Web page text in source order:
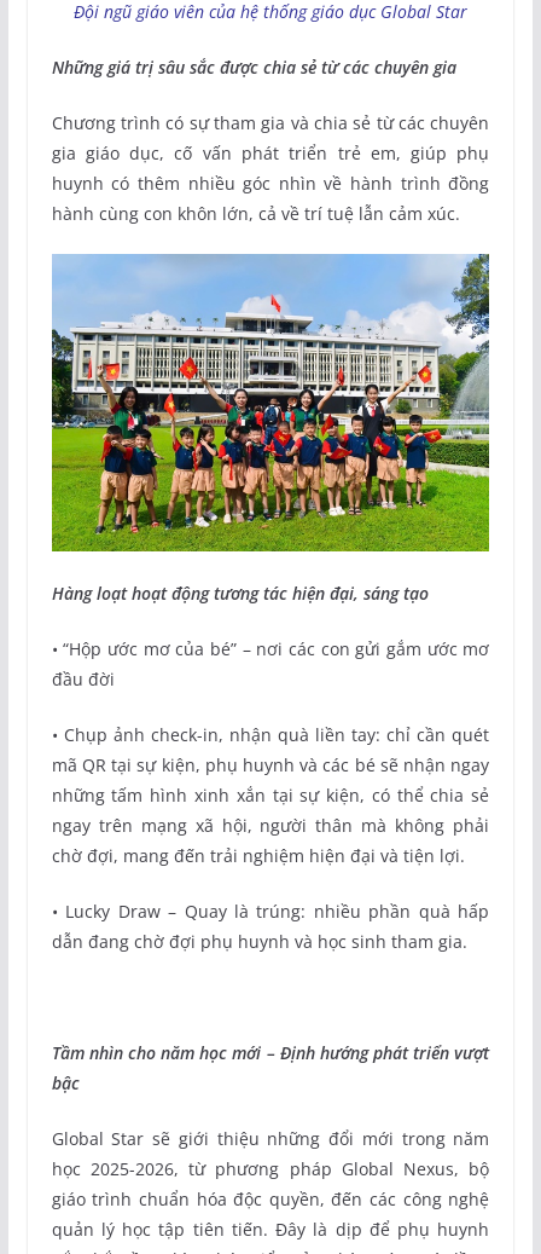
Đội ngũ giáo viên của hệ thống giáo dục Global Star
Những giá trị sâu sắc được chia sẻ từ các chuyên gia
Chương trình có sự tham gia và chia sẻ từ các chuyên
gia giáo dục, cố vấn phát triển trẻ em, giúp phụ
huynh có thêm nhiều góc nhìn về hành trình đồng
hành cùng con khôn lớn, cả về trí tuệ lẫn cảm xúc.
Hàng loạt hoạt động tương tác hiện đại, sáng tạo
• “Hộp ước mơ của bé” – nơi các con gửi gắm ước mơ
đầu đời
• Chụp ảnh check-in, nhận quà liền tay: chỉ cần quét
mã QR tại sự kiện, phụ huynh và các bé sẽ nhận ngay
những tấm hình xinh xắn tại sự kiện, có thể chia sẻ
ngay trên mạng xã hội, người thân mà không phải
chờ đợi, mang đến trải nghiệm hiện đại và tiện lợi.
• Lucky Draw – Quay là trúng: nhiều phần quà hấp
dẫn đang chờ đợi phụ huynh và học sinh tham gia.
Tầm nhìn cho năm học mới – Định hướng phát triển vượt
bậc
Global Star sẽ giới thiệu những đổi mới trong năm
học 2025-2026, từ phương pháp Global Nexus, bộ
giáo trình chuẩn hóa độc quyền, đến các công nghệ
quản lý học tập tiên tiến. Đây là dịp để phụ huynh